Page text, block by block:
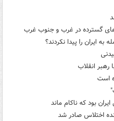
گسترده در غرب و جنوب غرب
ایران را پیدا نکردند؟
است
بود که ناکام ماند